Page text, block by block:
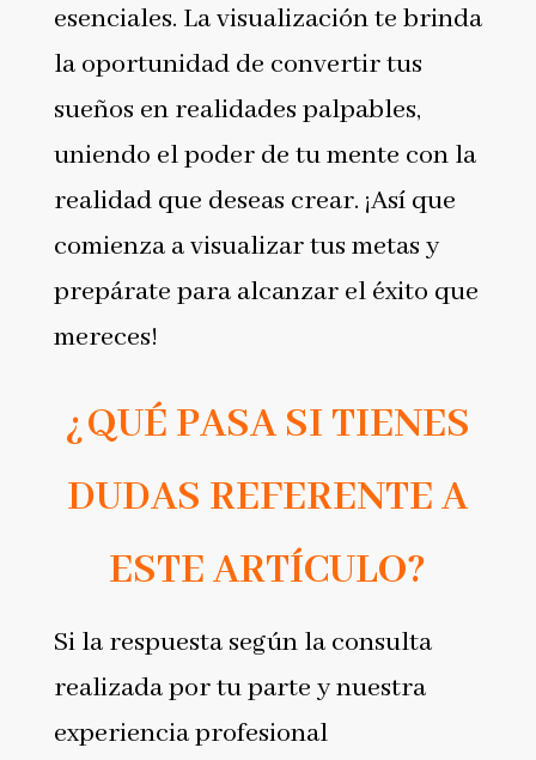
esenciales. La visualización te brinda
la oportunidad de convertir tus
sueños en realidades palpables,
uniendo el poder de tu mente con la
realidad que deseas crear. ¡Así que
comienza a visualizar tus metas y
prepárate para alcanzar el éxito que
mereces!
¿QUÉ PASA SI TIENES
DUDAS REFERENTE A
ESTE ARTÍCULO?
Si la respuesta según la consulta
realizada por tu parte y nuestra
experiencia profesional